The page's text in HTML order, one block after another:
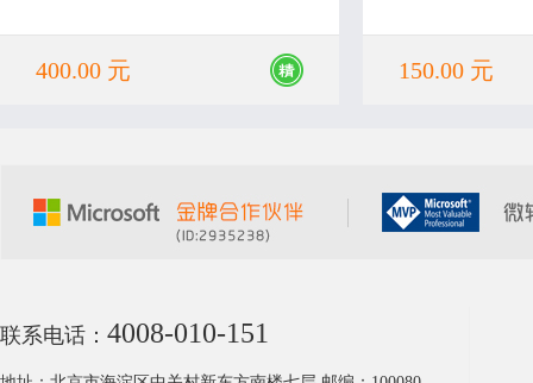
400.00 元 150.00 元
联系电话： 4008-010-151